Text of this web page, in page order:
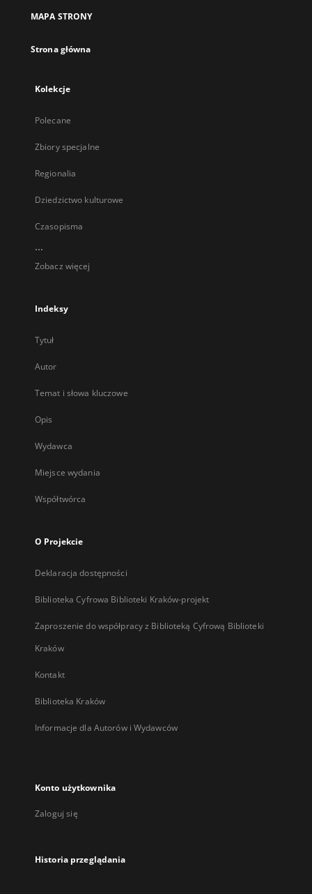
MAPA STRONY
Strona główna
Kolekcje
Polecane
Zbiory specjalne
Regionalia
Dziedzictwo kulturowe
Czasopisma
...
Zobacz więcej
Indeksy
Tytuł
Autor
Temat i słowa kluczowe
Opis
Wydawca
Miejsce wydania
Współtwórca
O Projekcie
Deklaracja dostępności
Biblioteka Cyfrowa Biblioteki Kraków-projekt
Zaproszenie do współpracy z Biblioteką Cyfrową Biblioteki
Kraków
Kontakt
Biblioteka Kraków
Informacje dla Autorów i Wydawców
Konto użytkownika
Zaloguj się
Historia przeglądania